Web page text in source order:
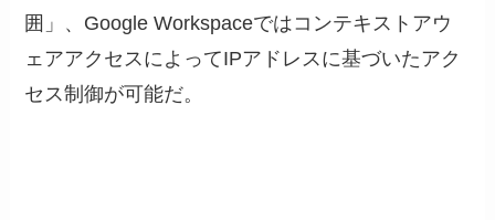
囲」、Google Workspaceではコンテキストアウ
ェアアクセスによってIPアドレスに基づいたアク
セス制御が可能だ。